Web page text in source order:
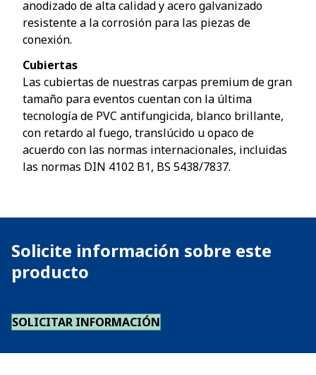
anodizado de alta calidad y acero galvanizado
resistente a la corrosión para las piezas de
conexión.
Cubiertas
Las cubiertas de nuestras carpas premium de gran
tamaño para eventos cuentan con la última
tecnología de PVC antifungicida, blanco brillante,
con retardo al fuego, translúcido u opaco de
acuerdo con las normas internacionales, incluidas
las normas DIN 4102 B1, BS 5438/7837.
Solicite información sobre este
producto
SOLICITAR INFORMACIÓN